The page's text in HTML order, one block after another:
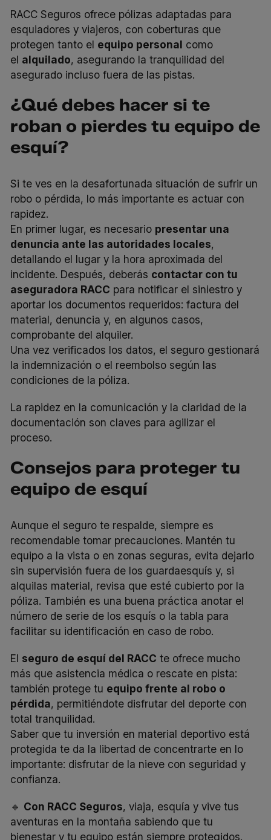
RACC Seguros ofrece pólizas adaptadas para
esquiadores y viajeros, con coberturas que
protegen tanto el equipo personal como
el alquilado, asegurando la tranquilidad del
asegurado incluso fuera de las pistas.
¿Qué debes hacer si te
roban o pierdes tu equipo de
esquí?
Si te ves en la desafortunada situación de sufrir un
robo o pérdida, lo más importante es actuar con
rapidez.
En primer lugar, es necesario presentar una
denuncia ante las autoridades locales,
detallando el lugar y la hora aproximada del
incidente. Después, deberás contactar con tu
aseguradora RACC para notificar el siniestro y
aportar los documentos requeridos: factura del
material, denuncia y, en algunos casos,
comprobante del alquiler.
Una vez verificados los datos, el seguro gestionará
la indemnización o el reembolso según las
condiciones de la póliza.
La rapidez en la comunicación y la claridad de la
documentación son claves para agilizar el
proceso.
Consejos para proteger tu
equipo de esquí
Aunque el seguro te respalde, siempre es
recomendable tomar precauciones. Mantén tu
equipo a la vista o en zonas seguras, evita dejarlo
sin supervisión fuera de los guardaesquís y, si
alquilas material, revisa que esté cubierto por la
póliza. También es una buena práctica anotar el
número de serie de los esquís o la tabla para
facilitar su identificación en caso de robo.
El seguro de esquí del RACC te ofrece mucho
más que asistencia médica o rescate en pista:
también protege tu equipo frente al robo o
pérdida, permitiéndote disfrutar del deporte con
total tranquilidad.
Saber que tu inversión en material deportivo está
protegida te da la libertad de concentrarte en lo
importante: disfrutar de la nieve con seguridad y
confianza.
🔹 Con RACC Seguros, viaja, esquía y vive tus
aventuras en la montaña sabiendo que tu
bienestar y tu equipo están siempre protegidos.